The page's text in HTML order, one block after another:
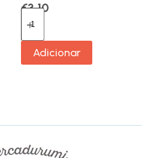
€3.10
Adicionar